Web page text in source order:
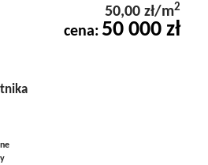
Obiekty
50,00 zł/m2
cena: 50 000 zł